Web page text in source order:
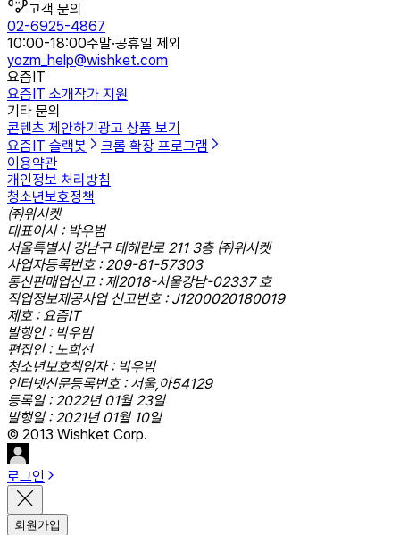
고객 문의
02-6925-4867
10:00-18:00주말·공휴일 제외
yozm_help@wishket.com
요즘IT
요즘IT 소개작가 지원
기타 문의
콘텐츠 제안하기 광고 상품 보기
요즘IT 슬랙봇
크롬 확장 프로그램
이용약관
개인정보 처리방침
청소년보호정책
㈜위시켓
대표이사 : 박우범
서울특별시 강남구 테헤란로 211 3층 ㈜위시켓
사업자등록번호 : 209-81-57303
통신판매업신고 : 제2018-서울강남-02337 호
직업정보제공사업 신고번호 : J1200020180019
제호 : 요즘IT
발행인 : 박우범
편집인 : 노희선
청소년보호책임자 : 박우범
인터넷신문등록번호 : 서울,아54129
등록일 : 2022년 01월 23일
발행일 : 2021년 01월 10일
© 2013 Wishket Corp.
로그인
회원가입